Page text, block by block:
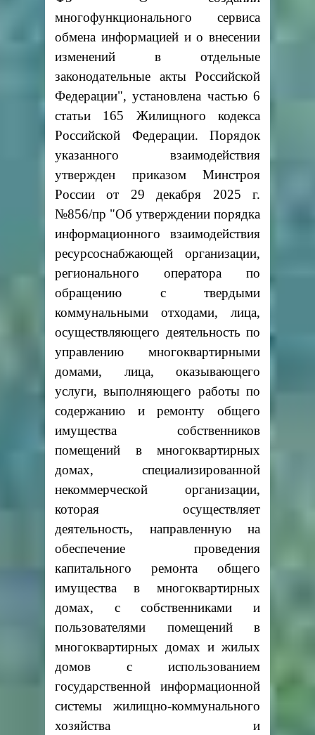
многофункционального сервиса
обмена информацией и о внесении
изменений в отдельные
законодательные акты Российской
Федерации", установлена частью 6
статьи 165 Жилищного кодекса
Российской Федерации. Порядок
указанного взаимодействия
утвержден приказом Минстроя
России от 29 декабря 2025 г.
№856/пр "Об утверждении порядка
информационного взаимодействия
ресурсоснабжающей организации,
регионального оператора по
обращению с твердыми
коммунальными отходами, лица,
осуществляющего деятельность по
управлению многоквартирными
домами, лица, оказывающего
услуги, выполняющего работы по
содержанию и ремонту общего
имущества собственников
помещений в многоквартирных
домах, специализированной
некоммерческой организации,
которая осуществляет
деятельность, направленную на
обеспечение проведения
капитального ремонта общего
имущества в многоквартирных
домах, с собственниками и
пользователями помещений в
многоквартирных домах и жилых
домов с использованием
государственной информационной
системы жилищно-коммунального
хозяйства и